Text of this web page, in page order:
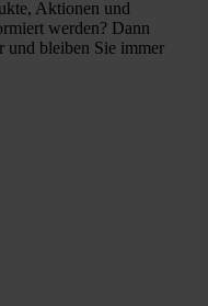
Aktionen und
werden? Dann
und bleiben Sie immer